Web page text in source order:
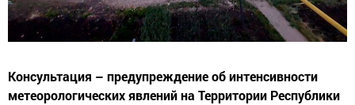
Консультация – предупреждение об интенсивности
метеорологических явлений на Территории Республики